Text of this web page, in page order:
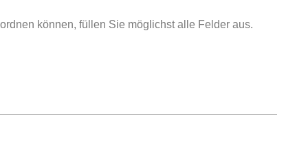
können, füllen Sie möglichst alle Felder aus.